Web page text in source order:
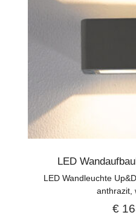
LED
LED Wandleuchte
anthrazit,
€